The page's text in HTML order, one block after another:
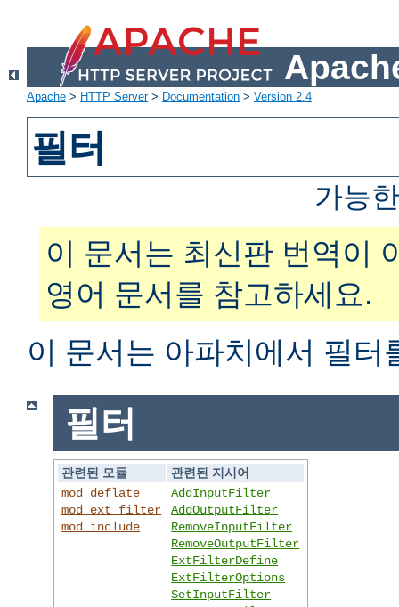
Apache > HTTP Server> Documentation > Version 2.4
필터
가능
이 문서는 최신판 번역이
영어 문서를 참고하세요.
이 문서는 아파치에서 필
필터
관련된 모듈
관련된 지시어
mod_deflate
mod_ext_filter
mod_include
AddInputFilter
AddOutputFilter
RemoveInputFilter
RemoveOutputFilter
ExtFilterDefine
ExtFilterOptions
SetInputFilter